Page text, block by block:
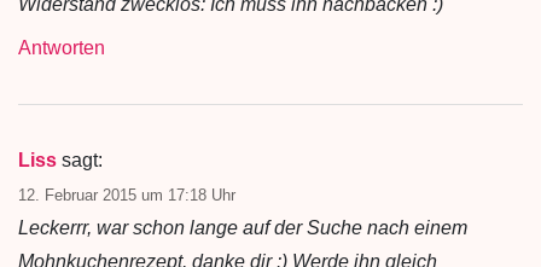
Widerstand zwecklos: Ich muss ihn nachbacken :)
Antworten
Liss sagt:
12. Februar 2015 um 17:18 Uhr
Leckerrr, war schon lange auf der Suche nach einem
Mohnkuchenrezept, danke dir :) Werde ihn gleich